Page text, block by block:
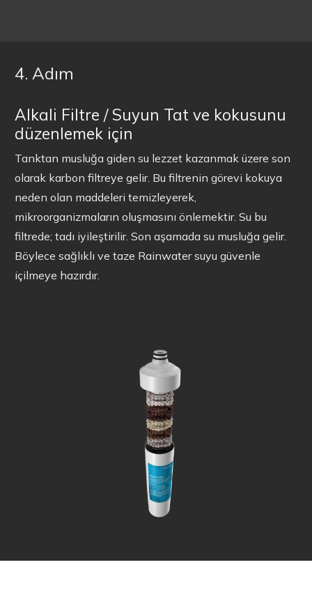
4. Adım
Alkali Filtre / Suyun Tat ve kokusunu
düzenlemek için
Tanktan musluğa giden su lezzet kazanmak üzere son
olarak karbon filtreye gelir. Bu filtrenin görevi kokuya
neden olan maddeleri temizleyerek,
mikroorganizmaların oluşmasını önlemektir. Su bu
filtrede; tadı iyileştirilir. Son aşamada su musluğa gelir.
Böylece sağlıklı ve taze Rainwater suyu güvenle
içilmeye hazırdır.